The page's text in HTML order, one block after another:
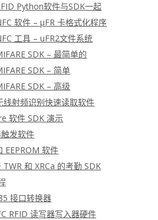
Python软件与SDK一起
软件 – μFR 卡格式化程序
工具 – uFR2文件系统
SDK – 最简单的
SDK – 简单
SDK – 高级
线射频识别快速读取软件
软件 SDK 演示
发软件
EEPROM 软件
TWR 和 XRCa 的考勤 SDK
接口转换器
RFID 读写器写入器硬件